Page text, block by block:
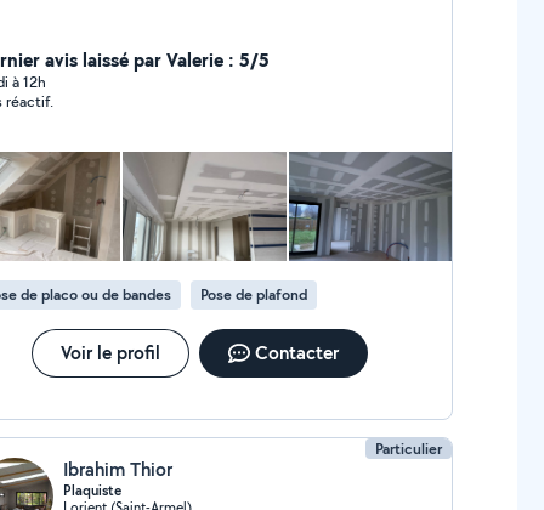
avis laissé par Valerie : 5/5
à 12h
réactif.
de placo ou de bandes Pose de plafond
Voir le profil Contacter
Particulier
Ibrahim Thior
Plaquiste